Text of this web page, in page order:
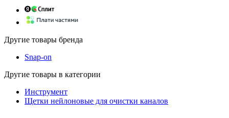
Другие товары бренда
Snap-on
Другие товары в категории
Инструмент
Щетки нейлоновые для очистки каналов